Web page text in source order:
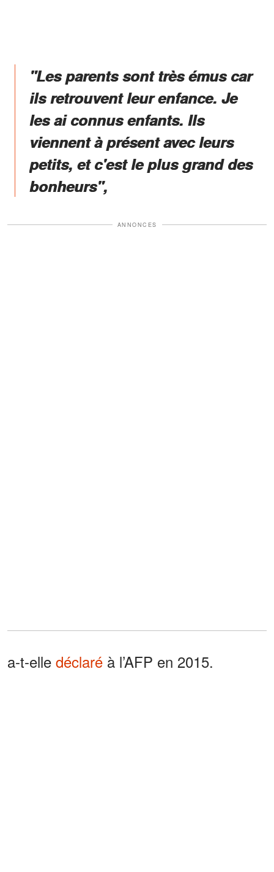
"Les parents sont très émus car
ils retrouvent leur enfance. Je
les ai connus enfants. Ils
viennent à présent avec leurs
petits, et c'est le plus grand des
bonheurs",
ANNONCES
a-t-elle déclaré à l’AFP en 2015.